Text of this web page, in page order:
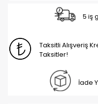
5 iş
Taksitli Alışveriş
Taksitler!
İade